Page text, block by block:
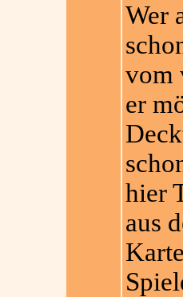
Wer
vom
er
hier
aus